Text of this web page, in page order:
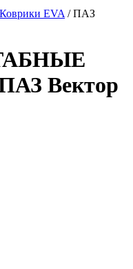
EVA / ПАЗ
Вектор